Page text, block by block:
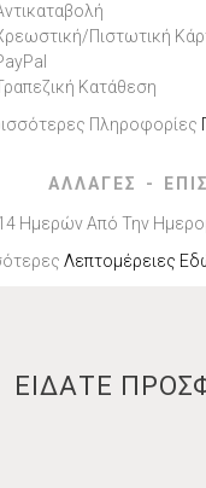
Πιστωτική
Κατάθεση
Πληροφορίες
ΑΛΛΑΓΕΣ -
Ημερών Από Την
Λεπτομέρειες
ΕΙΔΑΤΕ